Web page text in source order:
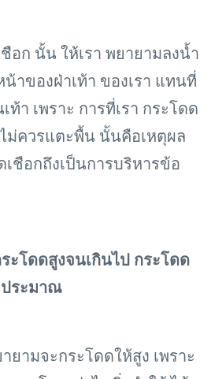
ชือก นั้น ให้เรา พยายามลงน้ำ
าของฝ่าเท้า ของเรา แทนที่
า เพราะ การที่เรา กระโดด
ม่ควรแตะพื้น นั้นคือเหตุผล
เชือกถึงเป็นการบริหารข้อ
ะโดดสูงจนเกินไป กระโดด
ประมาณ
ยามจะกระโดดให้สูง เพราะ